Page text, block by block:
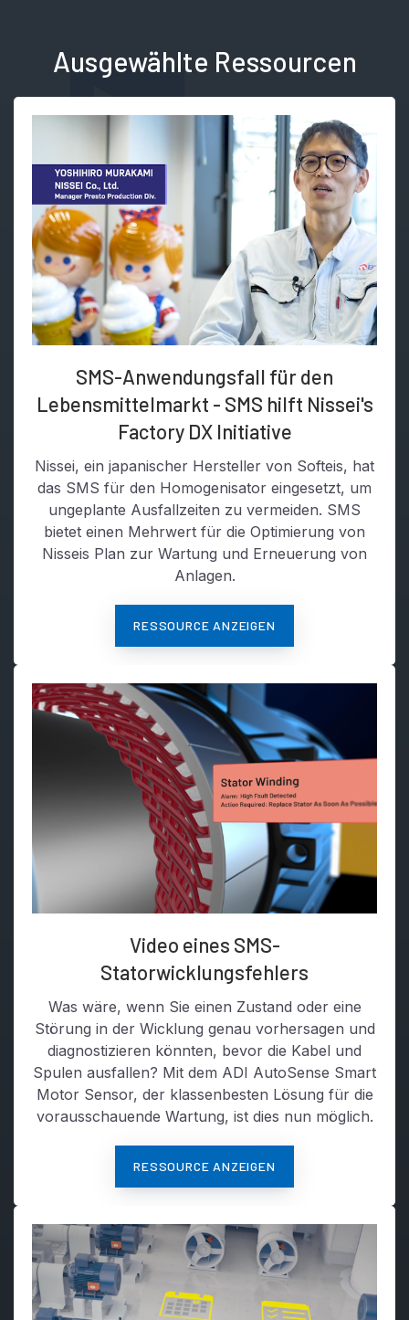
Ausgewählte Ressourcen
SMS-Anwendungsfall für den
Lebensmittelmarkt - SMS hilft Nissei's
Factory DX Initiative
Nissei, ein japanischer Hersteller von Softeis, hat
das SMS für den Homogenisator eingesetzt, um
ungeplante Ausfallzeiten zu vermeiden. SMS
bietet einen Mehrwert für die Optimierung von
Nisseis Plan zur Wartung und Erneuerung von
Anlagen.
RESSOURCE ANZEIGEN
Video eines SMS-
Statorwicklungsfehlers
Was wäre, wenn Sie einen Zustand oder eine
Störung in der Wicklung genau vorhersagen und
diagnostizieren könnten, bevor die Kabel und
Spulen ausfallen? Mit dem ADI AutoSense Smart
Motor Sensor, der klassenbesten Lösung für die
vorausschauende Wartung, ist dies nun möglich.
RESSOURCE ANZEIGEN